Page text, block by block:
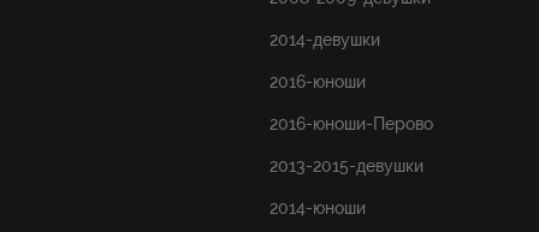
2014-девушки
2016-юноши
2016-юноши-Перово
2013-2015-девушки
2014-юноши